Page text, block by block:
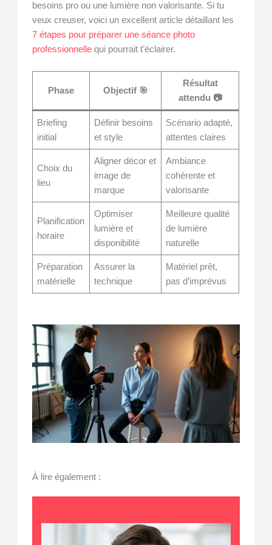
besoins pro ou une lumière non valorisante. Si tu
veux creuser, voici un excellent article détaillant les
7 étapes pour préparer une séance photo
professionnelle qui pourrait t’éclairer.
Phase Objectif 🎯
Résultat
attendu 📷
Briefing
initial
Définir besoins
et style
Scénario adapté,
attentes claires
Choix du
lieu
Aligner décor et
image de
marque
Ambiance
cohérente et
valorisante
Planification
horaire
Optimiser
lumière et
disponibilité
Meilleure qualité
de lumière
naturelle
Préparation
matérielle
Assurer la
technique
Matériel prêt,
pas d’imprévus
À lire également :